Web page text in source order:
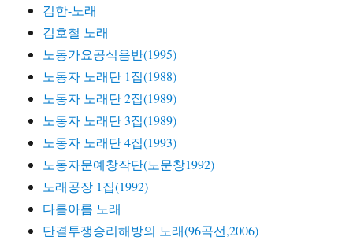
김한-노래
김호철 노래
노동가요공식음반(1995)
노동자 노래단 1집(1988)
노동자 노래단 2집(1989)
노동자 노래단 3집(1989)
노동자 노래단 4집(1993)
노동자문예창작단(노문창1992)
노래공장 1집(1992)
다름아름 노래
단결투쟁승리해방의 노래(96곡선,2006)